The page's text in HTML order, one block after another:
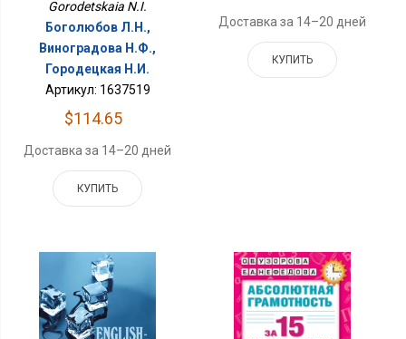
Gorodetskaia N.I.
Боголюбов Л.Н.,
Виноградова Н.Ф.,
Городецкая Н.И.
Артикул: 1637519
$114.65
Доставка за 14–20 дней
КУПИТЬ
Доставка за 14–20 дней
КУПИТЬ